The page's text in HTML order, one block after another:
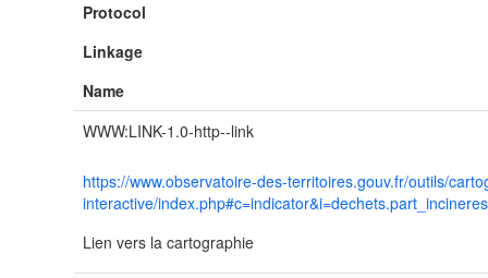
Protocol
Linkage
Name
WWW:LINK-1.0-http--link
https://www.observatoire-des-territoires.gouv.fr/outils/
interactive/index.php#c=indicator&i=dechets.part_incineres
Lien vers la cartographie